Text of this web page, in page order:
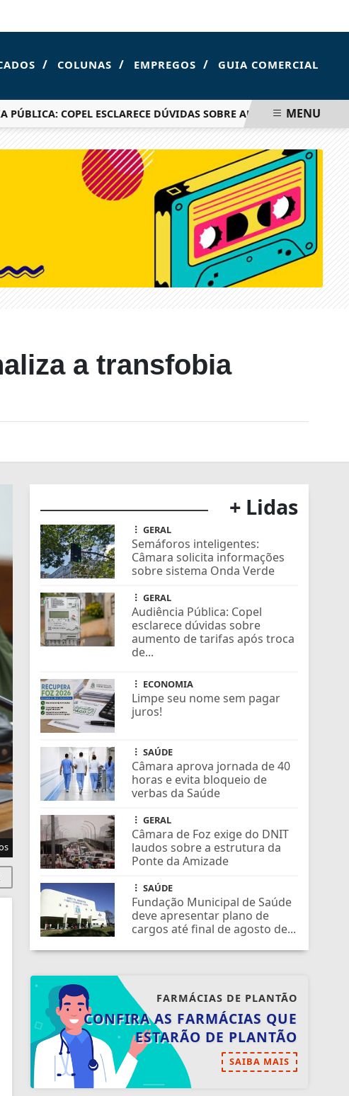
/ COLUNAS / EMPREGOS / GUIA COMERCIAL
COPEL ESCLARECE DÚVIDAS SOBRE AUMENTO DE TARIFAS
MENU
a transfobia
+ Lidas
GERAL
Semáforos inteligentes:
Câmara solicita informações
sobre sistema Onda Verde
GERAL
Audiência Pública: Copel
esclarece dúvidas sobre
aumento de tarifas após troca
de...
ECONOMIA
Limpe seu nome sem pagar
juros!
SAÚDE
Câmara aprova jornada de 40
horas e evita bloqueio de
verbas da Saúde
GERAL
Câmara de Foz exige do DNIT
laudos sobre a estrutura da
Ponte da Amizade
SAÚDE
Fundação Municipal de Saúde
deve apresentar plano de
cargos até final de agosto de...
FARMÁCIAS DE PLANTÃO
CONFIRA AS FARMÁCIAS QUE
ESTARÃO DE PLANTÃO
SAIBA MAIS